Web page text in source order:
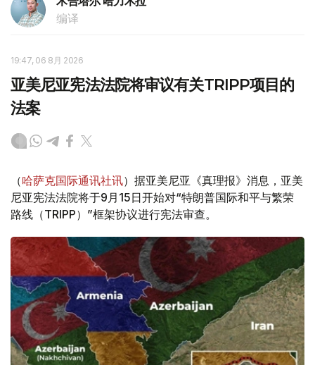
编译
19:47, 06 8月 2026
亚美尼亚宪法法院将审议有关TRIPP项目的
法案
（哈萨克国际通讯社讯）据亚美尼亚《真理报》消息，亚美
尼亚宪法法院将于9月15日开始对“特朗普国际和平与繁荣
路线（TRIPP）”框架协议进行宪法审查。